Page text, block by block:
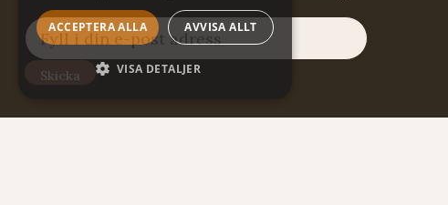
ACCEPTERA ALLA AVVISA ALLT
VISA DETALJER